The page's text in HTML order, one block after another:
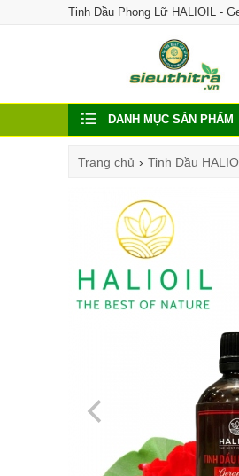
Tinh Dầu Phong Lữ HALIOIL -
DANH MỤC SẢN PHẨM
Trang chủ › Tinh Dầu